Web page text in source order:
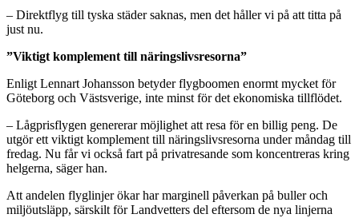
– Direktflyg till tyska städer saknas, men det håller vi på att titta på
just nu.
”Viktigt komplement till näringslivsresorna”
Enligt Lennart Johansson betyder flygboomen enormt mycket för
Göteborg och Västsverige, inte minst för det ekonomiska tillflödet.
– Lågprisflygen genererar möjlighet att resa för en billig peng. De
utgör ett viktigt komplement till näringslivsresorna under måndag till
fredag. Nu får vi också fart på privatresande som koncentreras kring
helgerna, säger han.
Att andelen flyglinjer ökar har marginell påverkan på buller och
miljöutsläpp, särskilt för Landvetters del eftersom de nya linjerna